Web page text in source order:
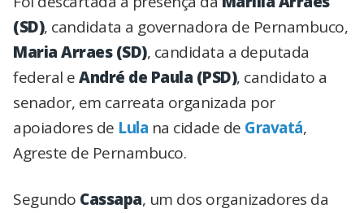
(SD), candidata a governadora de Pernambuco,
Maria Arraes (SD), candidata a deputada
federal eAndré de Paula (PSD), candidato a
senador, em carreata organizada por
apoiadores de Lula na cidade de Gravatá,
Agreste de Pernambuco.
Segundo Cassapa, um dos organizadores da